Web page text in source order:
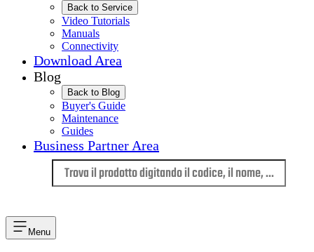
Back to Service
Video Tutorials
Manuals
Connectivity
Download Area
Blog
Back to Blog
Buyer's Guide
Maintenance
Guides
Business Partner Area
Menu